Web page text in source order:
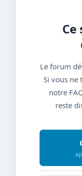
Le forum
Si vous ne
notre
reste